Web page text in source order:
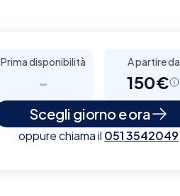
Prima disponibilità
-
A partire da
150€
Scegli giorno e ora
oppure chiama il 051 3542049